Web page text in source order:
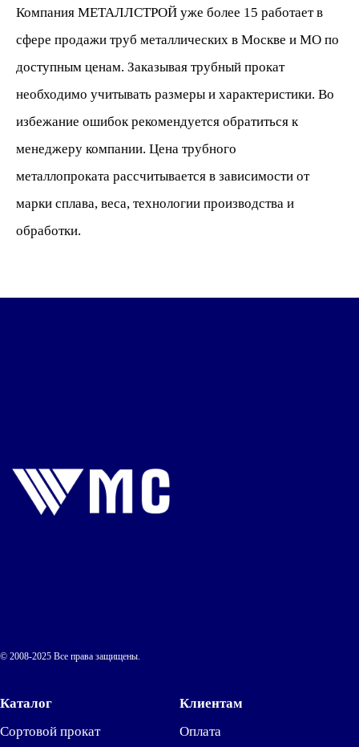
Компания МЕТАЛЛСТРОЙ уже более 15 работает в
сфере продажи труб металлических в Москве и МО по
доступным ценам. Заказывая трубный прокат
необходимо учитывать размеры и характеристики. Во
избежание ошибок рекомендуется обратиться к
менеджеру компании. Цена трубного
металлопроката рассчитывается в зависимости от
марки сплава, веса, технологии производства и
обработки.
© 2008-2025 Все права защищены.
Каталог
Сортовой прокат
Клиентам
Оплата